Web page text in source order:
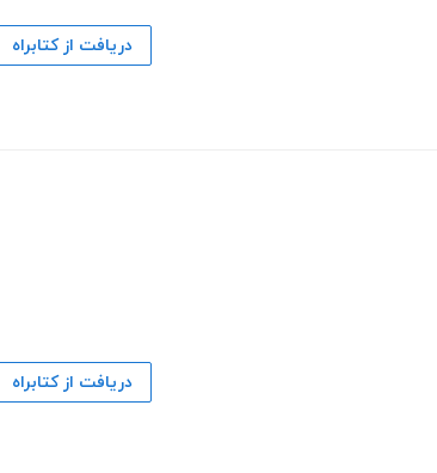
دریافت از کتابراه
دریافت از کتابراه